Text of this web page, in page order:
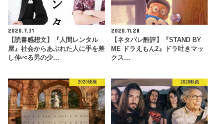
2020.7.31
【読書感想文】『人間レンタル
屋』社会からあぶれた人に手を差
し伸べる男の少…
2020.11.28
【ネタバレ酷評】『STAND BY
ME ドラえもん2』ドラ吐きマッ
クス…
2020映画 2020映画